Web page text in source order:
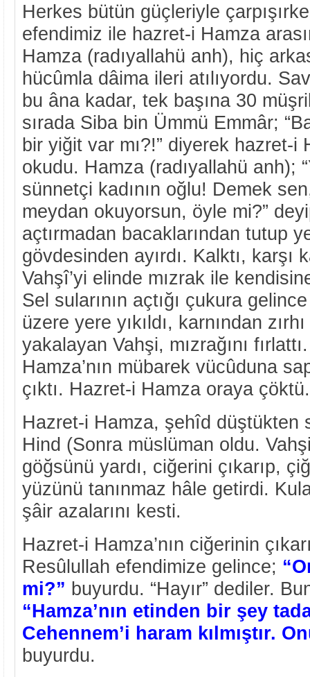
Herkes bütün güçleriyle
efendimiz ile hazret-i Hamza
Hamza (radıyallahü anh), hiç
hücûmla dâima ileri atılıyordu.
bu âna kadar, tek başına 30
sırada Siba bin Ümmü Emmâr;
bir yiğit var mı?!” diyerek hazret-i
okudu. Hamza (radıyallahü anh);
sünnetçi kadının oğlu! Demek
meydan okuyorsun, öyle mi?”
açtırmadan bacaklarından tutup
gövdesinden ayırdı. Kalktı, karşı
Vahşî’yi elinde mızrak ile
Sel sularının açtığı çukura
üzere yere yıkıldı, karnından zırhı
yakalayan Vahşi, mızrağını
Hamza’nın mübarek vücûduna
çıktı. Hazret-i Hamza oraya
Hazret-i Hamza, şehîd düştükten
Hind (Sonra müslüman oldu.
göğsünü yardı, ciğerini çıkarıp,
yüzünü tanınmaz hâle getirdi.
şâir azalarını kesti.
Hazret-i Hamza’nın ciğerinin
Resûlullah efendimize gelince;
mi?” buyurdu. “Hayır” dediler.
“Hamza’nın etinden bir şey
Cehennem’i haram kılmıştır.
buyurdu.